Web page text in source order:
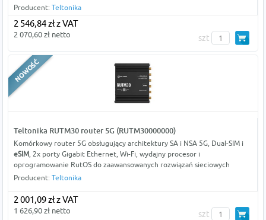
Producent: Teltonika
2 546,84 zł z VAT
2 070,60 zł netto szt
Teltonika RUTM30 router 5G (RUTM30000000)
Komórkowy router 5G obsługujący architektury SA i NSA 5G, Dual-SIM i
eSIM, 2x porty Gigabit Ethernet, Wi-Fi, wydajny procesor i
oprogramowanie RutOS do zaawansowanych rozwiązań sieciowych
Producent: Teltonika
2 001,09 zł z VAT
1 626,90 zł netto szt